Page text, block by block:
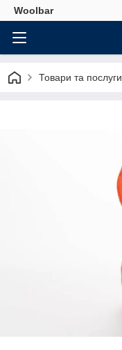
Woolbar
Товари та послуги